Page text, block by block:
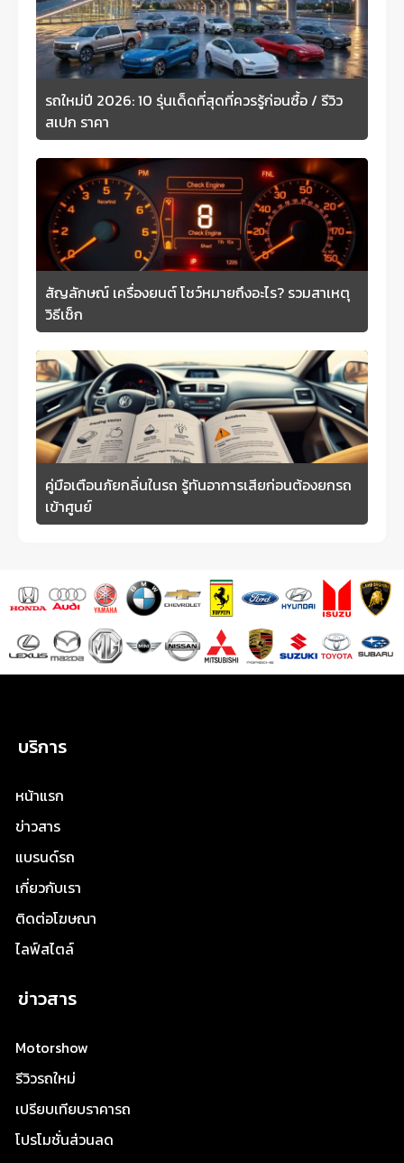
รถใหม่ปี 2026: 10 รุ่นเด็ดที่สุดที่ควรรู้ก่อนซื้อ / รีวิว
สเปก ราคา
สัญลักษณ์ เครื่องยนต์ โชว์หมายถึงอะไร? รวมสาเหตุ
วิธีเช็ก
คู่มือเตือนภัยกลิ่นในรถ รู้ทันอาการเสียก่อนต้องยกรถ
เข้าศูนย์
บริการ
หน้าแรก
ข่าวสาร
แบรนด์รถ
เกี่ยวกับเรา
ติดต่อโฆษณา
ไลฟ์สไตล์
ข่าวสาร
Motorshow
รีวิวรถใหม่
เปรียบเทียบราคารถ
โปรโมชั่นส่วนลด